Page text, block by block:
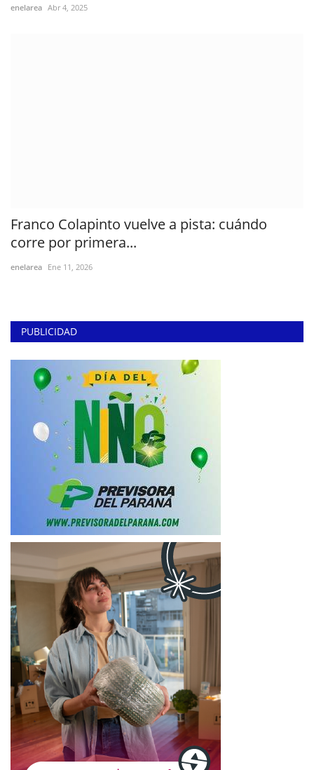
enelarea Abr 4, 2025
Franco Colapinto vuelve a pista: cuándo
corre por primera...
enelarea Ene 11, 2026
PUBLICIDAD